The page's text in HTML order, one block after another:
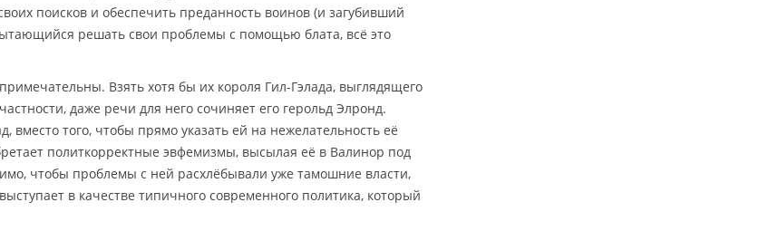
поисков и обеспечить преданность воинов (и загубивший
решать свои проблемы с помощью блата, всё это
Взять хотя бы их короля Гил-Гэлада, выглядящего
даже речи для него сочиняет его герольд Элронд.
вместо того, чтобы прямо указать ей на нежелательность её
политкорректные эвфемизмы, высылая её в Валинор под
чтобы проблемы с ней расхлёбывали уже тамошние власти,
в качестве типичного современного политика, который